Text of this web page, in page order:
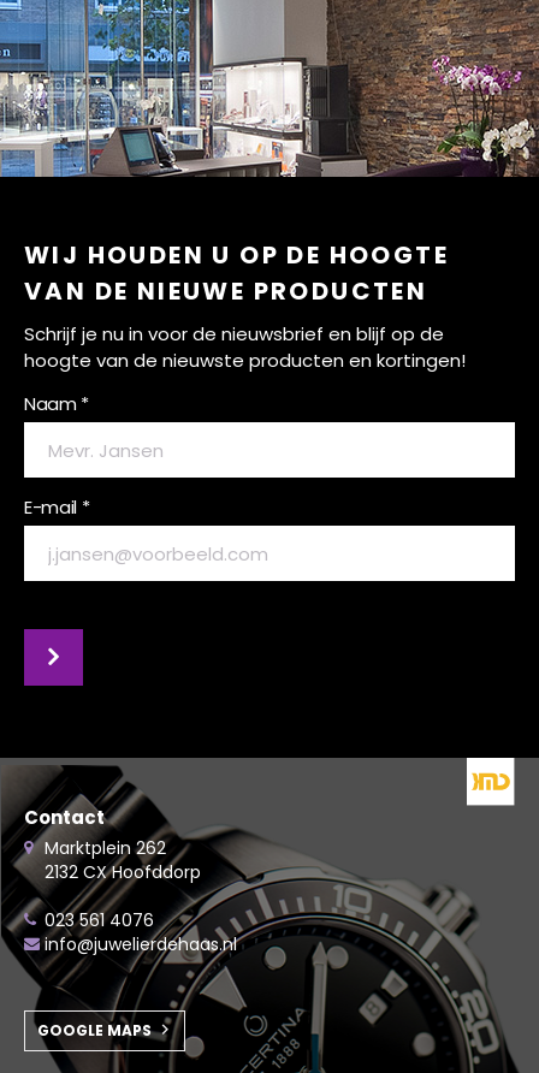
WIJ HOUDEN U OP DE HOOGTE
VAN DE NIEUWE PRODUCTEN
Schrijf je nu in voor de nieuwsbrief en blijf op de
hoogte van de nieuwste producten en kortingen!
Naam *
E-mail *
Contact
Marktplein 262
2132 CX Hoofddorp
023 561 4076
info@juwelierdehaas.nl
GOOGLE MAPS